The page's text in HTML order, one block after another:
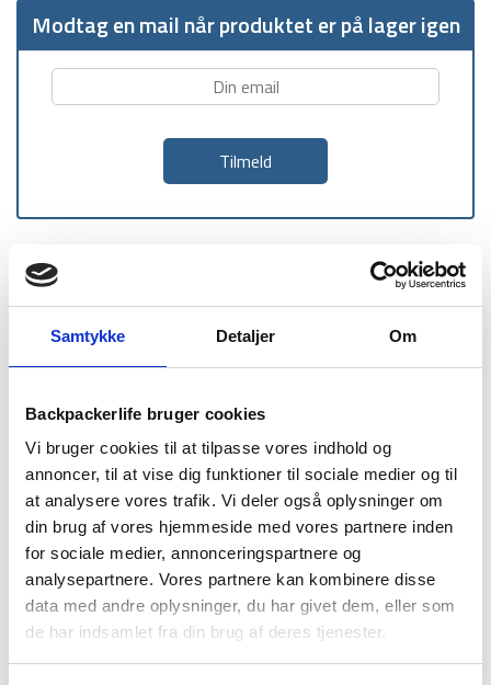
Samtykke Detaljer Om
Backpackerlife bruger cookies
Vi bruger cookies til at tilpasse vores indhold og
annoncer, til at vise dig funktioner til sociale medier og til
at analysere vores trafik. Vi deler også oplysninger om
din brug af vores hjemmeside med vores partnere inden
for sociale medier, annonceringspartnere og
analysepartnere. Vores partnere kan kombinere disse
data med andre oplysninger, du har givet dem, eller som
de har indsamlet fra din brug af deres tjenester.
Modtag en mail når produktet er på lager igen
returret
BESKRIVELSE
YDERLIGERE INFORMATION
BRAND
FAQ